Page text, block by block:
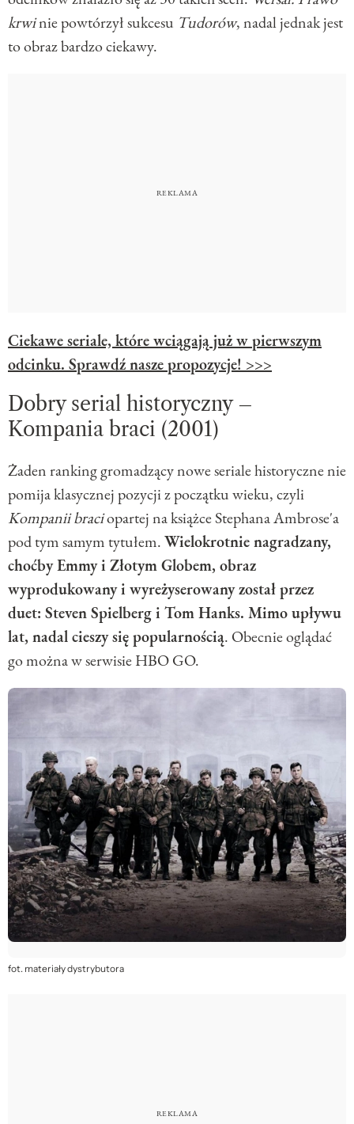
krwinie powtórzył sukcesu Tudorów, nadal jednak jest
to obraz bardzo ciekawy.
Ciekawe seriale, które wciągają już w pierwszym
odcinku. Sprawdź nasze propozycje! >>>
Dobry serial historyczny –
Kompania braci (2001)
Żaden ranking gromadzący nowe seriale historyczne nie
pomija klasycznej pozycji z początku wieku, czyli
Kompanii braciopartej na książce Stephana Ambrose'a
pod tym samym tytułem.Wielokrotnie nagradzany,
choćby Emmy i Złotym Globem, obraz
wyprodukowany i wyreżyserowany został przez
duet: Steven Spielberg i Tom Hanks. Mimo upływu
lat, nadal cieszy się popularnością. Obecnie oglądać
go można w serwisie HBO GO.
fot. materiały dystrybutora